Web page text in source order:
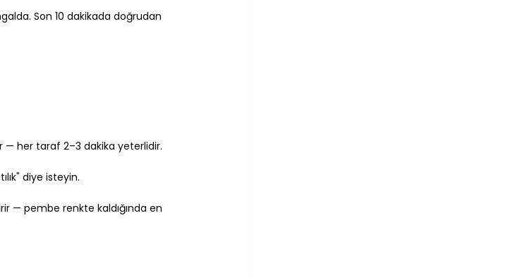
Son 10 dakikada doğrudan
— her taraf 2–3 dakika yeterlidir.
diye isteyin.
— pembe renkte kaldığında en